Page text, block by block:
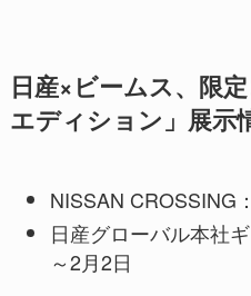
日産×ビームス、限
エディション」展示
NISSAN CROSSING
日産グローバル本社
～2月2日